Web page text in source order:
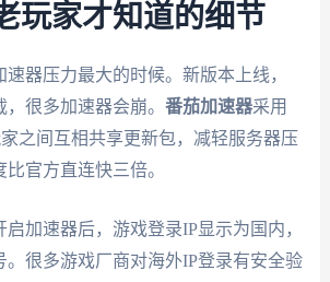
玩家才知道的细节
器压力最大的时候。新版本上线，
很多加速器会崩。 番茄加速器采用
之间互相共享更新包，减轻服务器压
官方直连快三倍。
加速器后，游戏登录IP显示为国内，
。很多游戏厂商对海外IP登录有安全验